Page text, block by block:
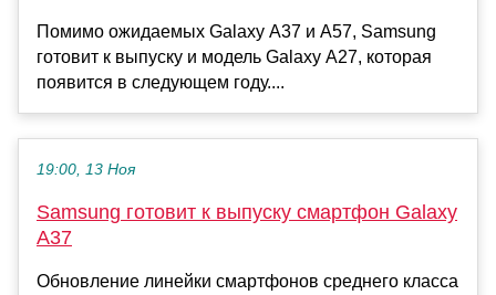
Помимо ожидаемых Galaxy A37 и A57, Samsung
готовит к выпуску и модель Galaxy A27, которая
появится в следующем году....
19:00, 13 Ноя
Samsung готовит к выпуску смартфон Galaxy
A37
Обновление линейки смартфонов среднего класса